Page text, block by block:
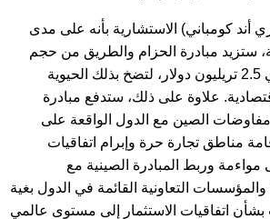
أند كومباني) الاستشارية بأنه على مدى
ستزيد مبادرة الحزام والطريق من حجم
التجارة العالمية بحوالي 2.5 تريليون دولار، لتضخ بذلك الحيوية
علاوة على ذلك، ستدفع مبادرة
مفاوضات الصين مع الدول الواقعة على
مناطق تجارة حرة وإبرام اتفاقيات
مواءمة وربط المبادرة الصينية مع
والمؤسسات التعاونية القائمة في الدول بغية
اتفاقيات الاستثمار إلى مستوى عالمي